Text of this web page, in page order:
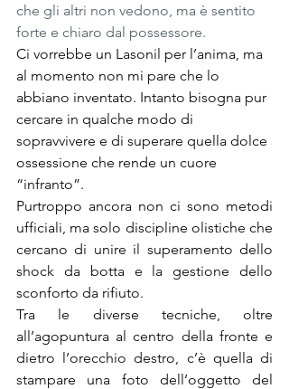
che gli altri non vedono, ma è sentito
forte e chiaro dal possessore.
Ci vorrebbe un Lasonil per l’anima, ma
al momento non mi pare che lo
abbiano inventato. Intanto bisogna pur
cercare in qualche modo di
sopravvivere e di superare quella dolce
ossessione che rende un cuore
“infranto”.
Purtroppo ancora non ci sono metodi
ufficiali, ma solo discipline olistiche che
cercano di unire il superamento dello
shock da botta e la gestione dello
sconforto da rifiuto.
Tra le diverse tecniche, oltre
all’agopuntura al centro della fronte e
dietro l’orecchio destro, c’è quella di
stampare una foto dell’oggetto del